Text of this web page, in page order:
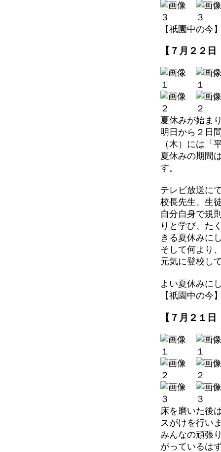
【祇園中の今
【７月２２
夏休みが始ま
明日から２日
（木）には「
夏休みの期間
す。
テレビ放送に
校長先生、生
自分自身で規
りと学び、た
きる夏休みに
そして何より
元気に登校し
よい夏休みに
【祇園中の今
【７月２１
床を磨いた後
スがけを行い
みんなの頑張
がっているは